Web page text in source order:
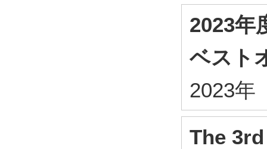
2023年
ベスト
2023年
The